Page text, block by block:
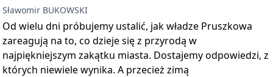
Sławomir BUKOWSKI
Od wielu dni próbujemy ustalić, jak władze Pruszkowa
zareagują na to, co dzieje się z przyrodą w
najpiękniejszym zakątku miasta. Dostajemy odpowiedzi, z
których niewiele wynika. A przecież zimą